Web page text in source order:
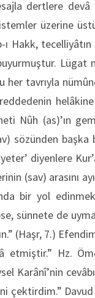
dertlere devâ
üzerine
Hakk,
Lügat
her tavrıyla
Nûh (as)’ın
sözünden
diyenlere
(sav) arasını
bir yol
sünnete de
(Haşr, 7.)
Hz.
Karânî’nin
Davud